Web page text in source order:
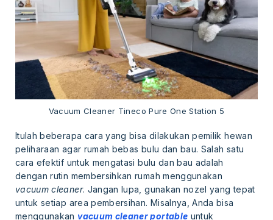
Vacuum Cleaner Tineco Pure One Station 5
Itulah beberapa cara yang bisa dilakukan pemilik hewan
peliharaan agar rumah bebas bulu dan bau. Salah satu
cara efektif untuk mengatasi bulu dan bau adalah
dengan rutin membersihkan rumah menggunakan
vacuum cleaner. Jangan lupa, gunakan nozel yang tepat
untuk setiap area pembersihan. Misalnya, Anda bisa
menggunakan vacuum cleaner portable untuk